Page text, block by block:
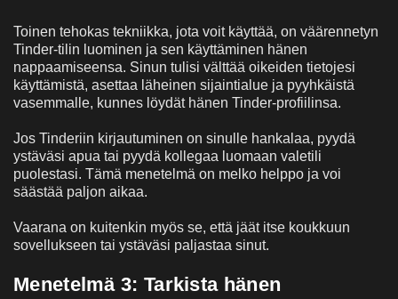
Toinen tehokas tekniikka, jota voit käyttää, on väärennetyn
Tinder-tilin luominen ja sen käyttäminen hänen
nappaamiseensa. Sinun tulisi välttää oikeiden tietojesi
käyttämistä, asettaa läheinen sijaintialue ja pyyhkäistä
vasemmalle, kunnes löydät hänen Tinder-profiilinsa.
Jos Tinderiin kirjautuminen on sinulle hankalaa, pyydä
ystäväsi apua tai pyydä kollegaa luomaan valetili
puolestasi. Tämä menetelmä on melko helppo ja voi
säästää paljon aikaa.
Vaarana on kuitenkin myös se, että jäät itse koukkuun
sovellukseen tai ystäväsi paljastaa sinut.
Menetelmä 3: Tarkista hänen